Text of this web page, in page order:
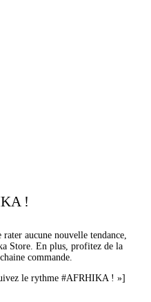
!
aucune nouvelle tendance,
Store. En plus, profitez de la
commande.
le rythme #AFRHIKA ! »]